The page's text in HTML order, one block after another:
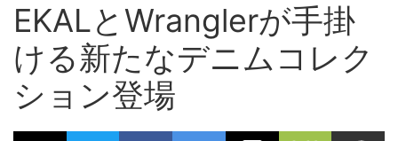
EKALとWranglerが手掛
ける新たなデニムコレク
ション登場